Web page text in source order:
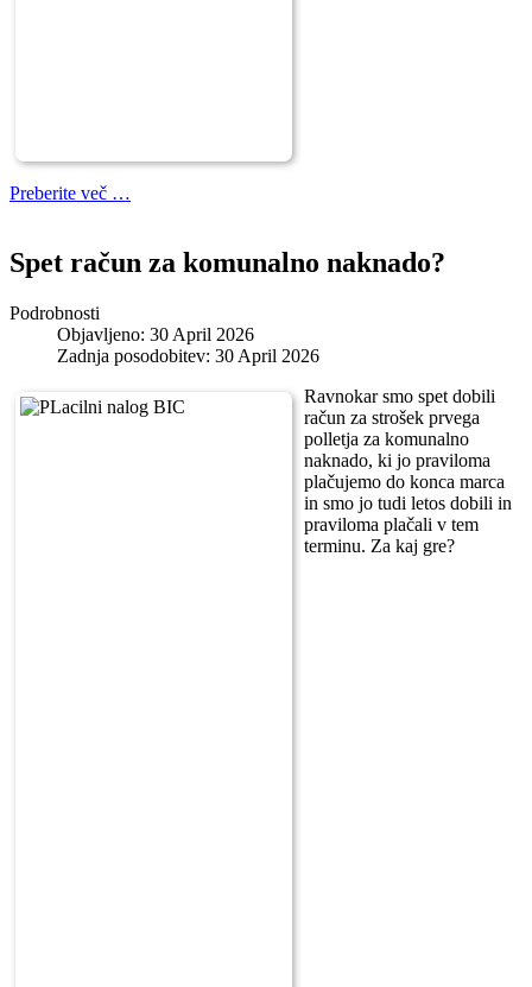
Preberite več …
Spet račun za komunalno naknado?
Podrobnosti
Objavljeno: 30 April 2026
Zadnja posodobitev: 30 April 2026
Ravnokar smo spet dobili
račun za strošek prvega
polletja za komunalno
naknado, ki jo praviloma
plačujemo do konca marca
in smo jo tudi letos dobili in
praviloma plačali v tem
terminu. Za kaj gre?